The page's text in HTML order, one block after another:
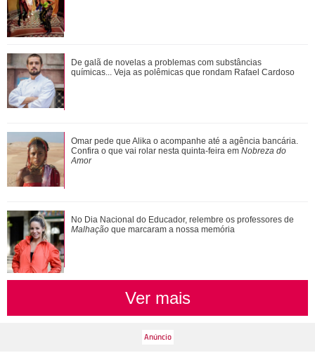
Ariana Grande anuncia pausa na carreira após críticas ao
corpo
Agrado e Eduarda são prejudicadas pela proximidade com
João Raul. Saiba o que vai acontece...
De galã de novelas a problemas com substâncias
químicas... Veja as polêmicas que rondam Rafael Cardoso
Omar pede que Alika o acompanhe até a agência bancária.
Confira o que vai rolar nesta quinta-feira em Nobreza do
Amor
No Dia Nacional do Educador, relembre os professores de
Malhação que marcaram a nossa memória
Ver mais